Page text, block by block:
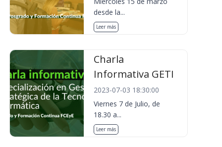
desde la...
Leer más
Charla
Informativa GETI
2023-07-03 18:30:00
Viernes 7 de Julio, de
18.30 a...
Leer más